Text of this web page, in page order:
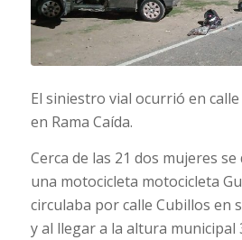
El siniestro vial ocurrió en calle
en Rama Caída.
Cerca de las 21 dos mujeres
una motocicleta motocicleta
circulaba por calle Cubillos en
y al llegar a la altura municipal